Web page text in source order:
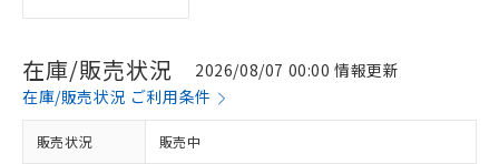
在庫/販売状況
2026/08/07 00:00 情報更新
在庫/販売状況 ご利用条件
販売状況 販売中